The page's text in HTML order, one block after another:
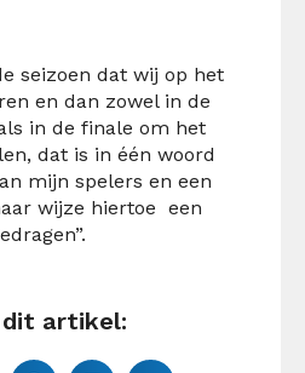
seizoen dat wij op het
en dan zowel in de
in de finale om het
dat is in één woord
mijn spelers en een
wijze hiertoe een
dit artikel: